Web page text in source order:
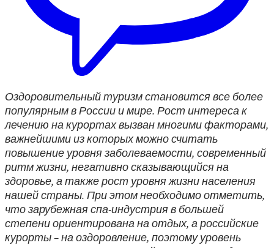
Оздоровительный туризм становится все более
популярным в России и мире. Рост интереса к
лечению на курортах вызван многими факторами,
важнейшими из которых можно считать
повышение уровня заболеваемости, современный
ритм жизни, негативно сказывающийся на
здоровье, а также рост уровня жизни населения
нашей страны. При этом необходимо отметить,
что зарубежная спа-индустрия в большей
степени ориентирована на отдых, а российские
курорты – на оздоровление, поэтому уровень